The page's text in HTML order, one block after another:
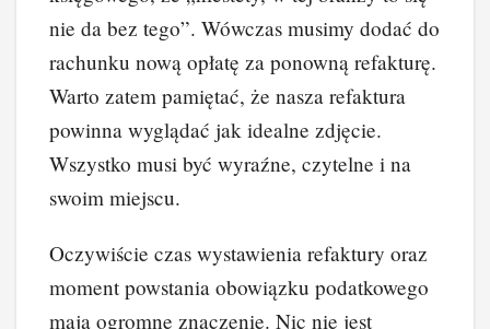
nie da bez tego”. Wówczas musimy dodać do
rachunku nową opłatę za ponowną refakturę.
Warto zatem pamiętać, że nasza refaktura
powinna wyglądać jak idealne zdjęcie.
Wszystko musi być wyraźne, czytelne i na
swoim miejscu.
Oczywiście czas wystawienia refaktury oraz
moment powstania obowiązku podatkowego
mają ogromne znaczenie. Nic nie jest